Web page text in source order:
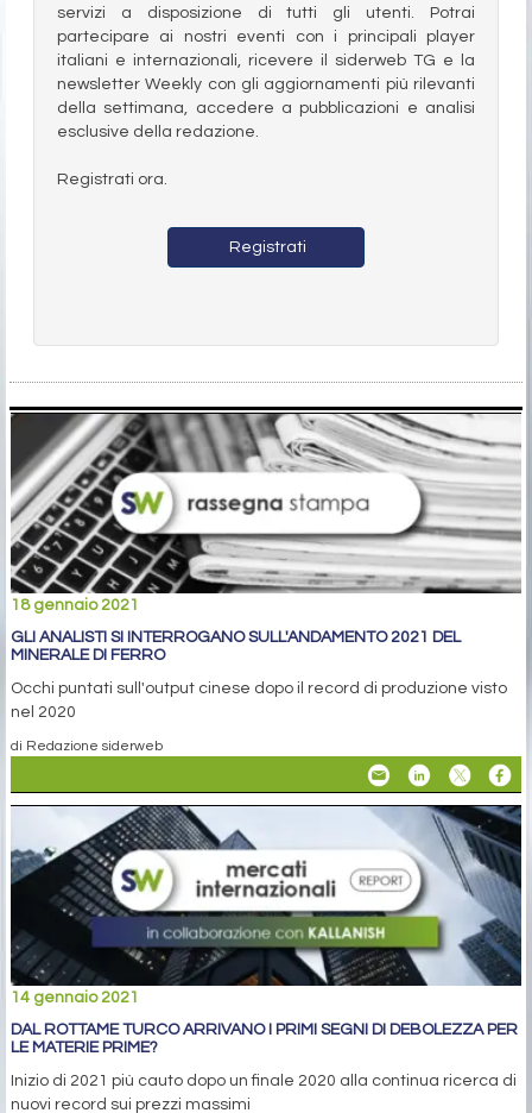
servizi a disposizione di tutti gli utenti. Potrai
partecipare ai nostri eventi con i principali player
italiani e internazionali, ricevere il siderweb TG e la
newsletter Weekly con gli aggiornamenti più rilevanti
della settimana, accedere a pubblicazioni e analisi
esclusive della redazione.
Registrati ora.
Registrati
18 gennaio 2021
GLI ANALISTI SI INTERROGANO SULL'ANDAMENTO 2021 DEL
MINERALE DI FERRO
Occhi puntati sull'output cinese dopo il record di produzione visto
nel 2020
di Redazione siderweb
14 gennaio 2021
DAL ROTTAME TURCO ARRIVANO I PRIMI SEGNI DI DEBOLEZZA PER
LE MATERIE PRIME?
Inizio di 2021 più cauto dopo un finale 2020 alla continua ricerca di
nuovi record sui prezzi massimi